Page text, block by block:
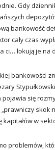
Gdy
bankowość
cały czas
ci… lokują je na
bankowości
się
skok
kapitałów w
problemów,